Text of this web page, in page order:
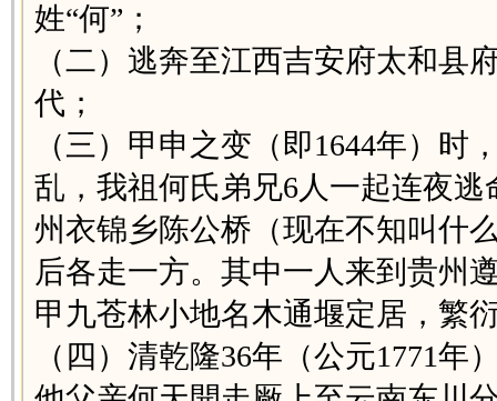
姓“何”；
（二）逃奔至江西吉安府太和县
代；
（三）甲申之变（即1644年）时
乱，我祖何氏弟兄6人一起连夜
州衣锦乡陈公桥（现在不知叫什
后各走一方。其中一人来到贵州
甲九苍林小地名木通堰定居，繁
（四）清乾隆36年（公元1771年